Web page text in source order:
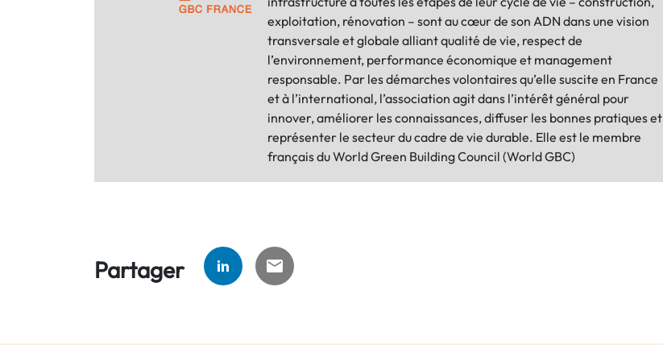
exploitation, rénovation – sont au cœur de son ADN dans une vision
transversale et globale alliant qualité de vie, respect de
l’environnement, performance économique et management
responsable. Par les démarches volontaires qu’elle suscite en France
et à l’international, l’association agit dans l’intérêt général pour
innover, améliorer les connaissances, diffuser les bonnes pratiques et
représenter le secteur du cadre de vie durable. Elle est le membre
français du World Green Building Council (World GBC)
Partager